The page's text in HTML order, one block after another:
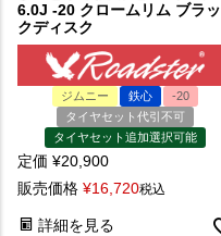
6.0J -20 クロームリム ブラッ
クディスク
ジムニー 鉄心
-20
タイヤセット代引不可
タイヤセット追加選択可能
定価 ¥20,900
販売価格 ¥16,720税込
詳細を見る